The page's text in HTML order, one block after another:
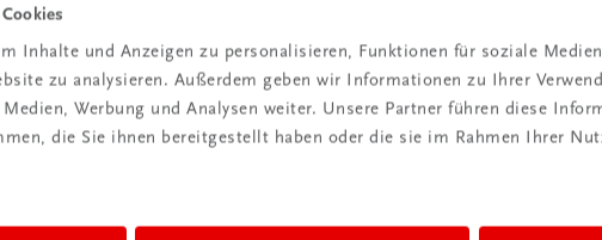
Inhalte und Anzeigen zu personalisieren, Funktionen für soziale
zu analysieren. Außerdem geben wir Informationen zu Ihrer
Werbung und Analysen weiter. Unsere Partner führen diese
die Sie ihnen bereitgestellt haben oder die sie im Rahmen Ihrer